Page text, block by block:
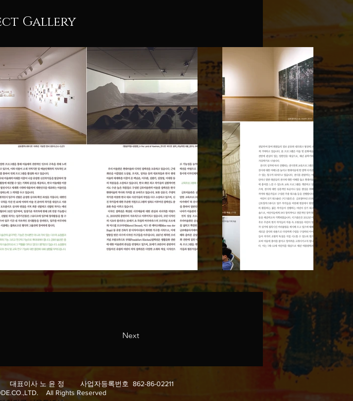
Gallery
Next
대표이사 노 윤 정 사업자등록번호 862-86-02211
All Rights Reserved